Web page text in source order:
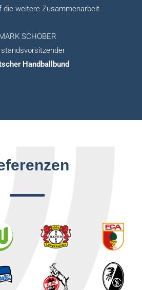
die weitere Zusammenarbeit.
SCHOBER
Handballbund